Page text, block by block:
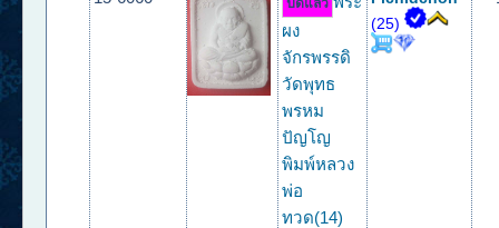
ปิดแล้ว
ผง
จักรพรรดิ
วัดพุทธ
พรหม
ปัญโญ
พิมพ์หลวง
พ่อ
ทวด(14)
(25)